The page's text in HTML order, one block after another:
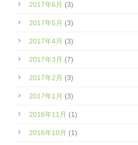
2017年6月 (3)
2017年5月 (3)
2017年4月 (3)
2017年3月 (7)
2017年2月 (3)
2017年1月 (3)
2016年11月 (1)
2016年10月 (1)